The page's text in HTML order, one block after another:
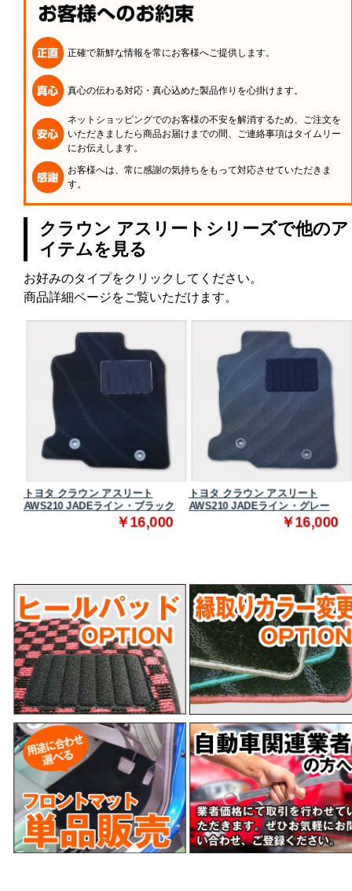
正確で新鮮な情報を常にお客様へご提供します。
真心の伝わる対応・真心込めた製品作りを心掛けます。
ネットショッピングでのお客様の不安を解消するため、ご注文を
いただきましたら商品お届けまでの間、ご連絡事項はタイムリー
にお伝えします。
お客様へは、常に感謝の気持ちをもって対応させていただきま
す。
クラウン アスリートシリーズで他のア
イテムを見る
お好みのタイプをクリックしてください。
商品詳細ページをご覧いただけます。
トヨタ クラウン アスリート
AWS210 JADEライン・ブラック
￥16,000
トヨタ クラウン アスリート
AWS210 JADEライン・グレー
￥16,000